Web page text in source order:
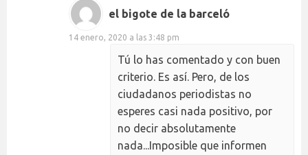
el bigote de la barceló
14 enero, 2020 a las 3:48 pm
Tú lo has comentado y con buen
criterio. Es así. Pero, de los
ciudadanos periodistas no
esperes casi nada positivo, por
no decir absolutamente
nada...Imposible que informen